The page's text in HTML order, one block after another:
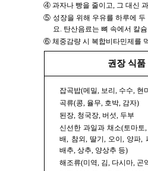
④ 과자나 빵을 줄이고, 그 대신
⑤ 성장을 위해 우유를 하루에 두
요. 탄산음료는 뼈 속에서 칼
⑥ 체중감량 시 복합비타민제를
권장 식품
잡곡밥(메밀, 보리, 수수, 현
곡류(콩, 율무, 호박, 감자)
된장, 청국장, 버섯, 두부
신선한 과일과 채소(토마토
배, 참외, 딸기, 오이, 양파,
배추, 상추, 양상추 등)
해조류(미역, 김, 다시마, 곤